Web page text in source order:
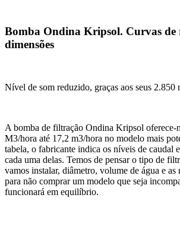
Bomba Ondina Kripsol. Curvas de
dimensões
Nível de som reduzido, graças aos seus 2.850
A bomba de filtração Ondina Kripsol oferece-
M3/hora até 17,2 m3/hora no modelo mais
tabela, o fabricante indica os níveis de caudal
cada uma delas. Temos de pensar o tipo de
vamos instalar, diâmetro, volume de água e as
para não comprar um modelo que seja
funcionará em equilíbrio.